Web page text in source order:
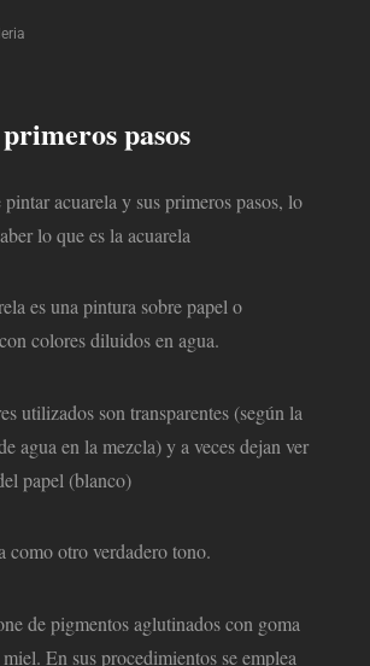
pasos
acuarela y sus primeros pasos, lo
lo que es la acuarela
es una pintura sobre papel o
colores diluidos en agua.
utilizados son transparentes (según la
agua en la mezcla) y a veces dejan ver
papel (blanco)
como otro verdadero tono.
de pigmentos aglutinados con goma
En sus procedimientos se emplea